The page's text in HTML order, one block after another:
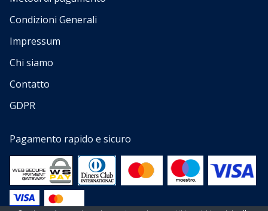
Condizioni Generali
Impressum
Chi siamo
Contatto
GDPR
Pagamento rapido e sicuro